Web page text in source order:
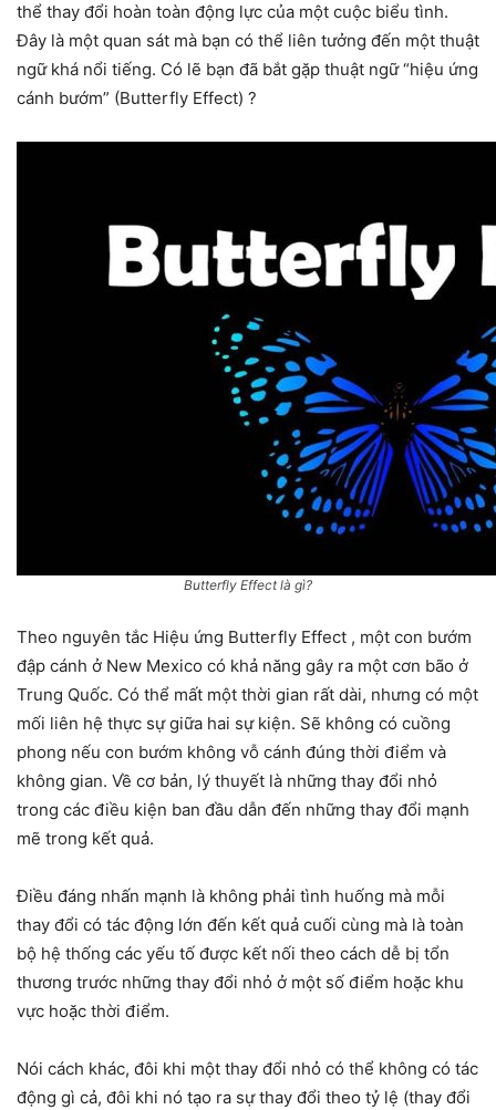
thể thay đổi hoàn toàn động lực của một cuộc biểu tình.
Đây là một quan sát mà bạn có thể liên tưởng đến một thuật
ngữ khá nổi tiếng. Có lẽ bạn đã bắt gặp thuật ngữ “hiệu ứng
cánh bướm” (Butterfly Effect) ?
Butterfly Effect là gì?
Theo nguyên tắc Hiệu ứng Butterfly Effect , một con bướm
đập cánh ở New Mexico có khả năng gây ra một cơn bão ở
Trung Quốc. Có thể mất một thời gian rất dài, nhưng có một
mối liên hệ thực sự giữa hai sự kiện. Sẽ không có cuồng
phong nếu con bướm không vỗ cánh đúng thời điểm và
không gian. Về cơ bản, lý thuyết là những thay đổi nhỏ
trong các điều kiện ban đầu dẫn đến những thay đổi mạnh
mẽ trong kết quả.
Điều đáng nhấn mạnh là không phải tình huống mà mỗi
thay đổi có tác động lớn đến kết quả cuối cùng mà là toàn
bộ hệ thống các yếu tố được kết nối theo cách dễ bị tổn
thương trước những thay đổi nhỏ ở một số điểm hoặc khu
vực hoặc thời điểm.
Nói cách khác, đôi khi một thay đổi nhỏ có thể không có tác
động gì cả, đôi khi nó tạo ra sự thay đổi theo tỷ lệ (thay đổi